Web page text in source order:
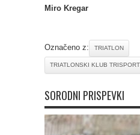
Miro Kregar
Označeno z: TRIATLON
TRIATLONSKI KLUB TRISPORT
SORODNI PRISPEVKI